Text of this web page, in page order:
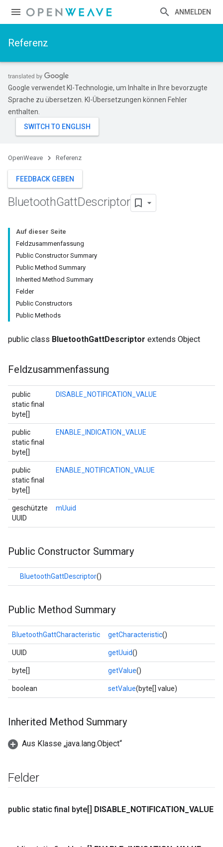
ANMELDEN
Referenz
Google verwendet KI-Technologie, um Inhalte in Ihre bevorzugte
Sprache zu übersetzen. KI-Übersetzungen können Fehler
enthalten.
OpenWeave Referenz
FEEDBACK GEBEN
BluetoothGattDescriptor
Auf dieser Seite
Feldzusammenfassung
Public Constructor Summary
Public Method Summary
Inherited Method Summary
Felder
Public Constructors
Public Methods
public class BluetoothGattDescriptor extends Object
Feldzusammenfassung
public
static final
byte[]
DISABLE_NOTIFICATION_VALUE
public
static final
byte[]
ENABLE_INDICATION_VALUE
public
static final
byte[]
ENABLE_NOTIFICATION_VALUE
geschützte
UUID
mUuid
Public Constructor Summary
BluetoothGattDescriptor()
Public Method Summary
BluetoothGattCharacteristic getCharacteristic()
UUID getUuid()
byte[] getValue()
boolean setValue(byte[] value)
Inherited Method Summary
Aus Klasse „java.lang.Object“
Felder
public static final byte[] DISABLE NOTIFICATION VALUE